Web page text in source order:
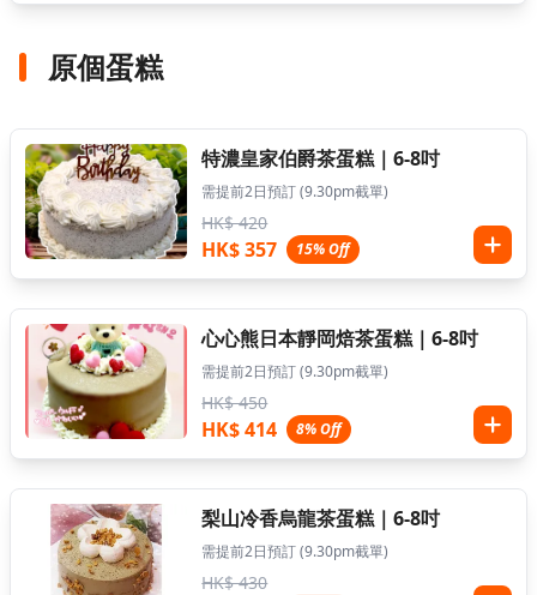
原個蛋糕
特濃皇家伯爵茶蛋糕｜6-8吋
需提前2日預訂 (9.30pm截單)
HK$ 420
HK$ 357 15% Off
心心熊日本靜岡焙茶蛋糕｜6-8吋
需提前2日預訂 (9.30pm截單)
HK$ 450
HK$ 414 8% Off
梨山冷香烏龍茶蛋糕｜6-8吋
需提前2日預訂 (9.30pm截單)
HK$ 430